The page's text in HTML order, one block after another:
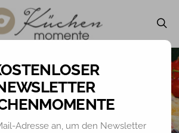
Adresse an, um den Newsletter